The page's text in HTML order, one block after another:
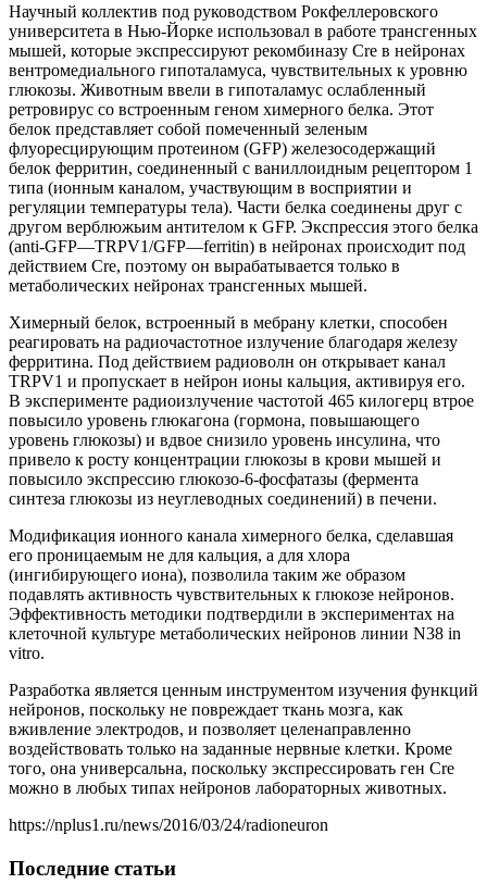
Научный коллектив под руководством Рокфеллеровского
университета в Нью-Йорке использовал в работе трансгенных
мышей, которые экспрессируют рекомбиназу Cre в нейронах
вентромедиального гипоталамуса, чувствительных к уровню
глюкозы. Животным ввели в гипоталамус ослабленный
ретровирус со встроенным геном химерного белка. Этот
белок представляет собой помеченный зеленым
флуоресцирующим протеином (GFP) железосодержащий
белок ферритин, соединенный с ваниллоидным рецептором 1
типа (ионным каналом, участвующим в восприятии и
регуляции температуры тела). Части белка соединены друг с
другом верблюжьим антителом к GFP. Экспрессия этого белка
(anti-GFP—TRPV1/GFP—ferritin) в нейронах происходит под
действием Cre, поэтому он вырабатывается только в
метаболических нейронах трансгенных мышей.
Химерный белок, встроенный в мебрану клетки, способен
реагировать на радиочастотное излучение благодаря железу
ферритина. Под действием радиоволн он открывает канал
TRPV1 и пропускает в нейрон ионы кальция, активируя его.
В эксперименте радиоизлучение частотой 465 килогерц втрое
повысило уровень глюкагона (гормона, повышающего
уровень глюкозы) и вдвое снизило уровень инсулина, что
привело к росту концентрации глюкозы в крови мышей и
повысило экспрессию глюкозо-6-фосфатазы (фермента
синтеза глюкозы из неуглеводных соединений) в печени.
Модификация ионного канала химерного белка, сделавшая
его проницаемым не для кальция, а для хлора
(ингибирующего иона), позволила таким же образом
подавлять активность чувствительных к глюкозе нейронов.
Эффективность методики подтвердили в экспериментах на
клеточной культуре метаболических нейронов линии N38 in
vitro.
Разработка является ценным инструментом изучения функций
нейронов, поскольку не повреждает ткань мозга, как
вживление электродов, и позволяет целенаправленно
воздействовать только на заданные нервные клетки. Кроме
того, она универсальна, поскольку экспрессировать ген Cre
можно в любых типах нейронов лабораторных животных.
https://nplus1.ru/news/2016/03/24/radioneuron
Последние статьи